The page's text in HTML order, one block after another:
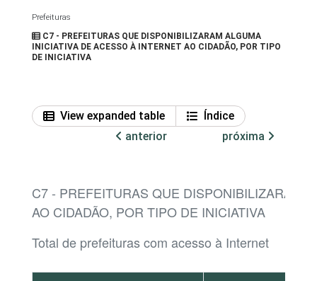
Prefeituras
C7 - PREFEITURAS QUE DISPONIBILIZARAM ALGUMA
INICIATIVA DE ACESSO À INTERNET AO CIDADÃO, POR TIPO
DE INICIATIVA
View expanded table
Índice
anterior
próxima
C7 - PREFEITURAS QUE DISPONIBILIZARAM
AO CIDADÃO, POR TIPO DE INICIATIVA
Total de prefeituras com acesso à Internet